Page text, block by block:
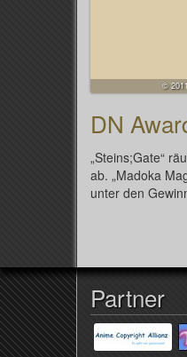
©
DN
„Steins;Gate“
ab. „Madoka
unter den
Partner